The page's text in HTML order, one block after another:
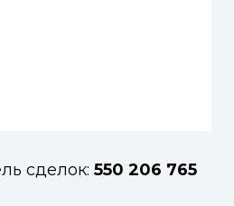
сделок: 550 206 765